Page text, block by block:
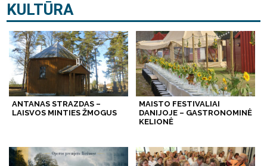
KULTŪRA
ANTANAS STRAZDAS –
LAISVOS MINTIES ŽMOGUS
MAISTO FESTIVALIAI
DANIJOJE – GASTRONOMINĖ
KELIONĖ